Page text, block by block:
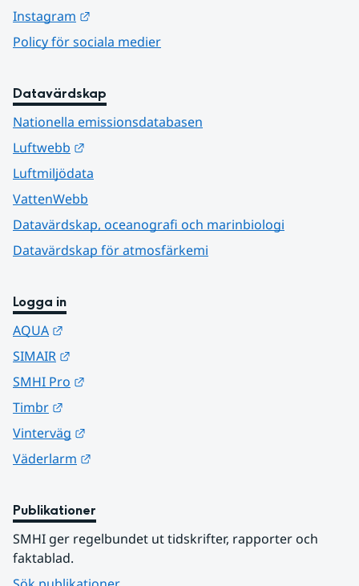
Instagram
Policy för sociala medier
Datavärdskap
Nationella emissionsdatabasen
Luftwebb
Luftmiljödata
VattenWebb
Datavärdskap, oceanografi och marinbiologi
Datavärdskap för atmosfärkemi
Logga in
AQUA
SIMAIR
SMHI Pro
Timbr
Vinterväg
Väderlarm
Publikationer
SMHI ger regelbundet ut tidskrifter, rapporter och
faktablad.